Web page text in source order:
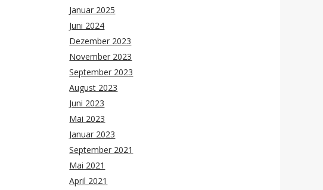
Januar 2025
Juni 2024
Dezember 2023
November 2023
September 2023
August 2023
Juni 2023
Mai 2023
Januar 2023
September 2021
Mai 2021
April 2021